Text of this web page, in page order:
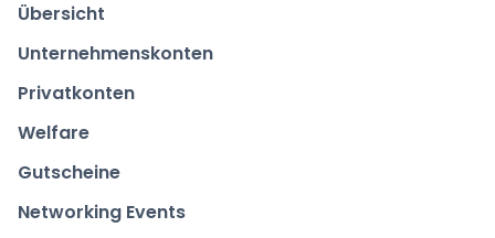
Übersicht
Unternehmenskonten
Privatkonten
Welfare
Gutscheine
Networking Events